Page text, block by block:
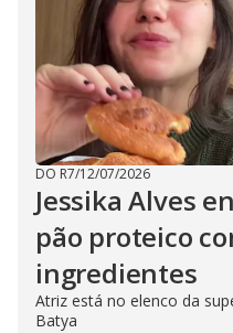
DO R7/12/07/2026
Jessika Alves
pão proteico
ingredientes
Atriz está no elenco da
Batya